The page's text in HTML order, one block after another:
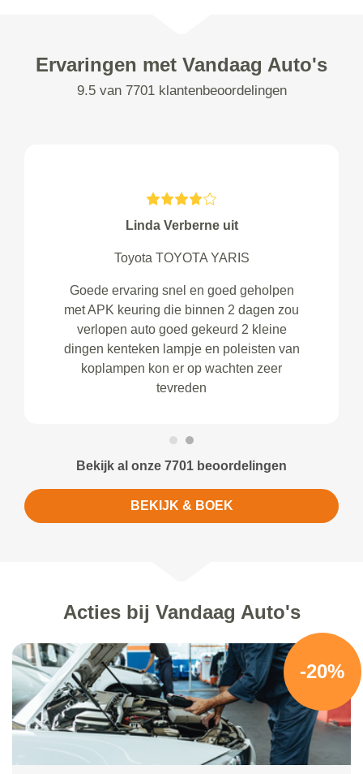
Ervaringen met Vandaag Auto's
9.5 van 7701 klantenbeoordelingen
Linda Verberne uit
Toyota TOYOTA YARIS
Goede ervaring snel en goed geholpen
met APK keuring die binnen 2 dagen zou
verlopen auto goed gekeurd 2 kleine
dingen kenteken lampje en poleisten van
koplampen kon er op wachten zeer
tevreden
Bekijk al onze 7701 beoordelingen
BEKIJK & BOEK
Acties bij Vandaag Auto's
-20%